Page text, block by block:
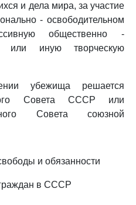
и дела мира, за участие
- освободительном
общественно -
или иную творческую
убежища решается
Совета СССР или
Совета союзной
и обязанности
в СССР